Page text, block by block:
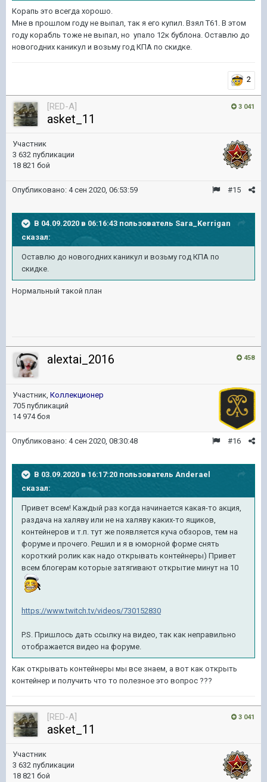
Корапь это всегда хорошо.
Мне в прошлом году не выпал, так я его купил. Взял Т61. В этом
году корабль тоже не выпал, но упало 12к бублона. Оставлю до
новогодних каникул и возьму год КПА по скидке.
2
3 041
[RED-A]
asket_11
Участник
3 632 публикации
18 821 бой
#15
Опубликовано: 4 сен 2020, 06:53:59
В 04.09.2020 в 06:16:43 пользователь Sara_Kerrigan
сказал:
Оставлю до новогодних каникул и возьму год КПА по
скидке.
Нормальный такой план
458
alextai_2016
Участник, Коллекционер
705 публикаций
14 974 боя
#16
Опубликовано: 4 сен 2020, 08:30:48
В 03.09.2020 в 16:17:20 пользователь Anderael
сказал:
Привет всем! Каждый раз когда начинается какая-то акция,
раздача на халяву или не на халяву каких-то ящиков,
контейнеров и т.п. тут же появляется куча обзоров, тем на
форуме и прочего. Решил и я в юморной форме снять
короткий ролик как надо открывать контейнеры) Привет
всем блогерам которые затягивают открытие минут на 10
https://www.twitch.tv/videos/730152830
P.S. Пришлось дать ссылку на видео, так как неправильно
отображается видео на форуме.
Как открывать контейнеры мы все знаем, а вот как открыть
контейнер и получить что то полезное это вопрос ???
3 041
[RED-A]
asket_11
Участник
3 632 публикации
18 821 бой